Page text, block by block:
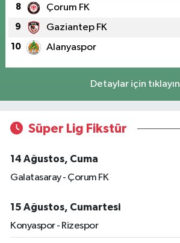
8 Çorum FK
9 Gaziantep FK
10 Alanyaspor
Detaylar için tıklayın
Süper Lig Fikstür
14 Ağustos, Cuma
Galatasaray - Çorum FK
15 Ağustos, Cumartesi
Konyaspor - Rizespor